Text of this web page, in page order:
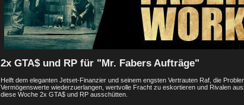
2x GTA$ und RP für "Mr. Fabers Aufträge"
Helft dem eleganten Jetset-Finanzier und seinem engsten Vertrauten Raf, die
Vermögenswerte wiederzuerlangen, wertvolle Fracht zu eskortieren und Rivalen
diese Woche 2x GTA$ und RP ausschütten.